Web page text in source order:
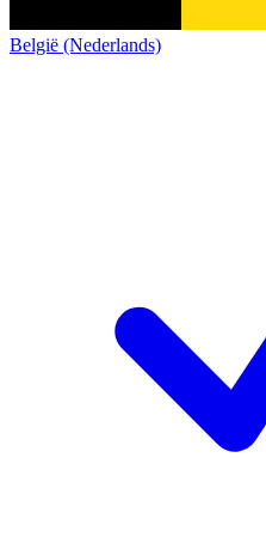
België (Nederlands)